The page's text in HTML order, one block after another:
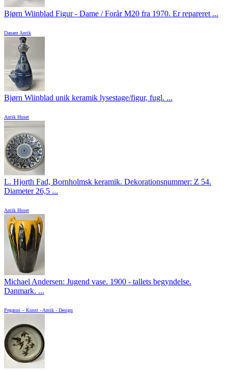
Bjørn Wiinblad Figur - Dame / Forår M20 fra 1970. Er repareret ...
Danam Antik
Bjørn Wiinblad unik keramik lysestage/figur, fugl. ...
Antik Huset
L. Hjorth Fad, Bornholmsk keramik. Dekorationsnummer: Z 54.
Diameter 26,5 ...
Antik Huset
Michael Andersen: Jugend vase. 1900 - tallets begyndelse.
Danmark. ...
Pegasus – Kunst - Antik - Design